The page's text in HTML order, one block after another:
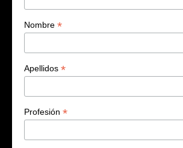
Nombre *
Apellidos *
Profesión *